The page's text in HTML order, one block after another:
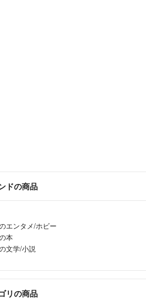
ドの商品
エンタメ/ホビー
本
文学/小説
リの商品